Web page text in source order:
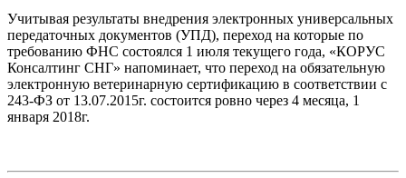
Учитывая результаты внедрения электронных универсальных
передаточных документов (УПД), переход на которые по
требованию ФНС состоялся 1 июля текущего года, «КОРУС
Консалтинг СНГ» напоминает, что переход на обязательную
электронную ветеринарную сертификацию в соответствии с
243-ФЗ от 13.07.2015г. состоится ровно через 4 месяца, 1
января 2018г.